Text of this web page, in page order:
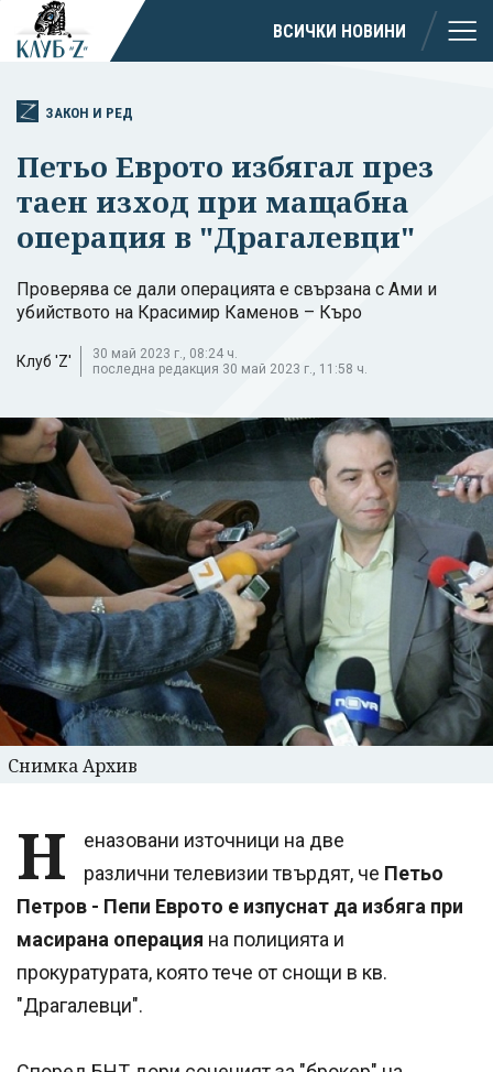
ВСИЧКИ НОВИНИ
ЗАКОН И РЕД
Петьо Еврото избягал през
таен изход при мащабна
операция в "Драгалевци"
Проверява се дали операцията е свързана с Ами и
убийството на Красимир Каменов – Къро
Клуб 'Z'
30 май 2023 г., 08:24 ч.
последна редакция 30 май 2023 г., 11:58 ч.
Снимка Архив
Н
еназовани източници на две
различни телевизии твърдят, че Петьо
Петров - Пепи Еврото е изпуснат да избяга при
масирана операция на полицията и
прокуратурата, която тече от снощи в кв.
"Драгалевци".